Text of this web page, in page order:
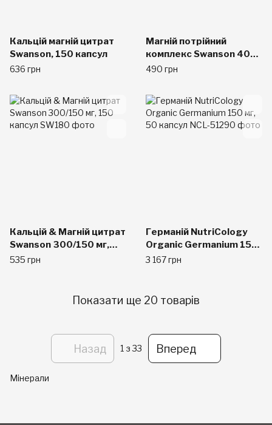
Кальцій магній цитрат
Swanson, 150 капсул
636 грн
Магній потрійний
комплекс Swanson 400
мг, 100 капсул
490 грн
Кальцій & Магній цитрат
Swanson 300/150 мг,
150 капсул
535 грн
Германій NutriCology
Organic Germanium 150
мг, 50 капсул
3 167 грн
Показати ще 20 товарів
Назад 1 з 33 Вперед
Мінерали